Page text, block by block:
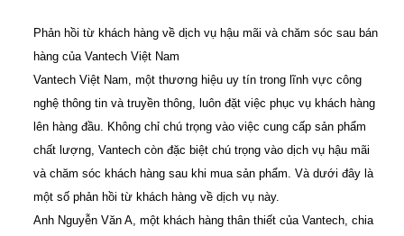
Phản hồi từ khách hàng về dịch vụ hậu mãi và chăm sóc sau bán
hàng của Vantech Việt Nam
Vantech Việt Nam, một thương hiệu uy tín trong lĩnh vực công
nghệ thông tin và truyền thông, luôn đặt việc phục vụ khách hàng
lên hàng đầu. Không chỉ chú trọng vào việc cung cấp sản phẩm
chất lượng, Vantech còn đặc biệt chú trọng vào dịch vụ hậu mãi
và chăm sóc khách hàng sau khi mua sản phẩm. Và dưới đây là
một số phản hồi từ khách hàng về dịch vụ này.
Anh Nguyễn Văn A, một khách hàng thân thiết của Vantech, chia